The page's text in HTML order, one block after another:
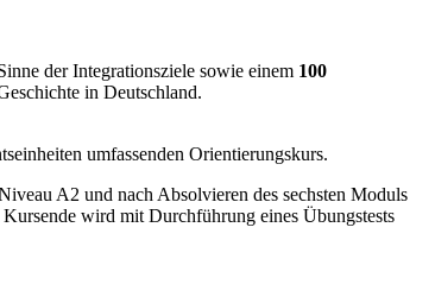
der Integrationsziele sowie einem 100
in Deutschland.
umfassenden Orientierungskurs.
A2 und nach Absolvieren des sechsten Moduls
wird mit Durchführung eines Übungstests